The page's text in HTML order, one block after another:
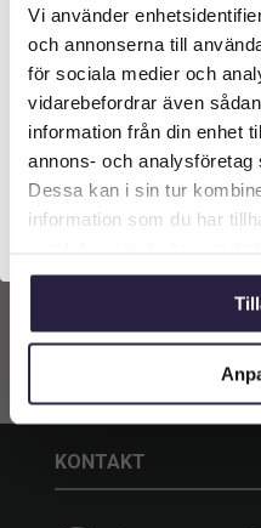
Vi använder
och annonserna till
för sociala medier och
vidarebefordrar även
information från din enhet
annons- och
Dessa kan i sin tur
information som du har
Ros | Konstgjord
blommande girlang
vit147 cm
Från:789kr
Lägg till i
KONTAKT
Vilken typ av kund är
längst